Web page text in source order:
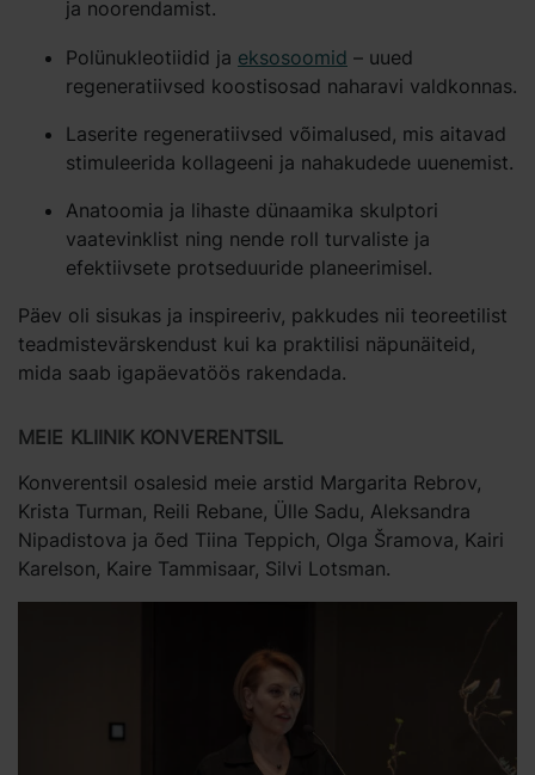
ja noorendamist.
Polünukleotiidid ja eksosoomid – uued
regeneratiivsed koostisosad naharavi valdkonnas.
Laserite regeneratiivsed võimalused, mis aitavad
stimuleerida kollageeni ja nahakudede uuenemist.
Anatoomia ja lihaste dünaamika skulptori
vaatevinklist ning nende roll turvaliste ja
efektiivsete protseduuride planeerimisel.
Päev oli sisukas ja inspireeriv, pakkudes nii teoreetilist
teadmistevärskendust kui ka praktilisi näpunäiteid,
mida saab igapäevatöös rakendada.
MEIE KLIINIK KONVERENTSIL
Konverentsil osalesid meie arstid Margarita Rebrov,
Krista Turman, Reili Rebane, Ülle Sadu, Aleksandra
Nipadistova ja õed Tiina Teppich, Olga Šramova, Kairi
Karelson, Kaire Tammisaar, Silvi Lotsman.